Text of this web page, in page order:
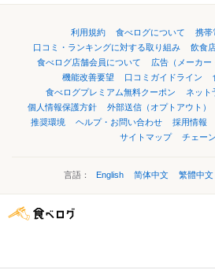
利用規約 食べログについて
携帯
口コミ・ランキングに対する取り組み
飲食
食べログ店舗会員について
広告（メーカー
機能改善要望
口コミガイドライン
食べログプレミアム無料クーポン
ネット
個人情報保護方針
外部送信（オプトアウト）
推奨環境
ヘルプ・お問い合わせ 採用情報
サイトマップ
チェー
言語： English 简体中文 繁體中文